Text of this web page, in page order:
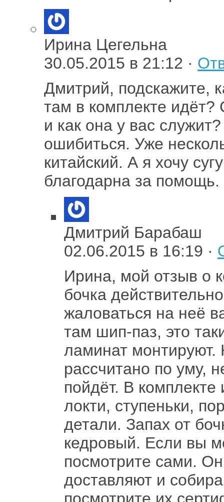
Ирина Цегельна
30.05.2015 в 21:12 ·
Дмитрий, подскажите,
там в комплекте идёт?
и как она у вас
ошибиться. Уже
китайский. А я хочу
благодарна за помощь.
Дмитрий Барабаш
02.06.2015 в 16:19 ·
Ирина, мой отзыв о
бочка
жаловаться на неё
там шип-паз, это
ламинат монтируют.
рассчитано по уму,
пойдёт. В комплекте
локти, ступеньки,
детали. Запах от
кедровый. Если вы
посмотрите сами.
доставляют и
посмотрите их